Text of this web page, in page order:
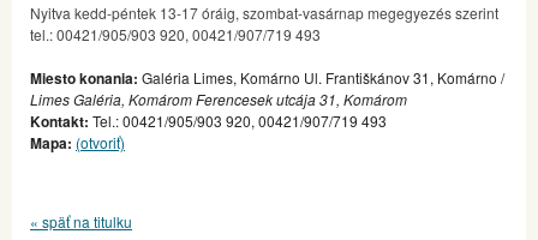
Nyitva kedd-péntek 13-17 óráig, szombat-vasárnap megegyezés szerint
tel.: 00421/905/903 920, 00421/907/719 493
Miesto konania: Galéria Limes, Komárno Ul. Františkánov 31, Komárno /
Limes Galéria, Komárom Ferencesek utcája 31, Komárom
Kontakt: Tel.: 00421/905/903 920, 00421/907/719 493
Mapa: (otvoriť)
« späť na titulku